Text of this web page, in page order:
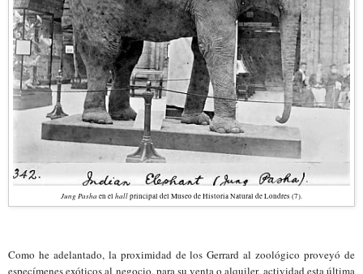
Jung Pasha en el hallprincipal del Museo de Historia Natural de Londres (7).
Como he adelantado, la proximidad de los Gerrard al zoológico proveyó de
especímenes exóticos al negocio, para su venta o alquiler, actividad esta última